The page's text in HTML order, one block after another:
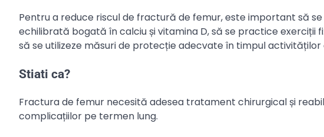
Pentru a reduce riscul de fractură de femur, este important să
echilibrată bogată în calciu și vitamina D, să se practice
să se utilizeze măsuri de protecție adecvate în timpul
Stiati ca?
Fractura de femur necesită adesea tratament chirurgical și
complicațiilor pe termen lung.